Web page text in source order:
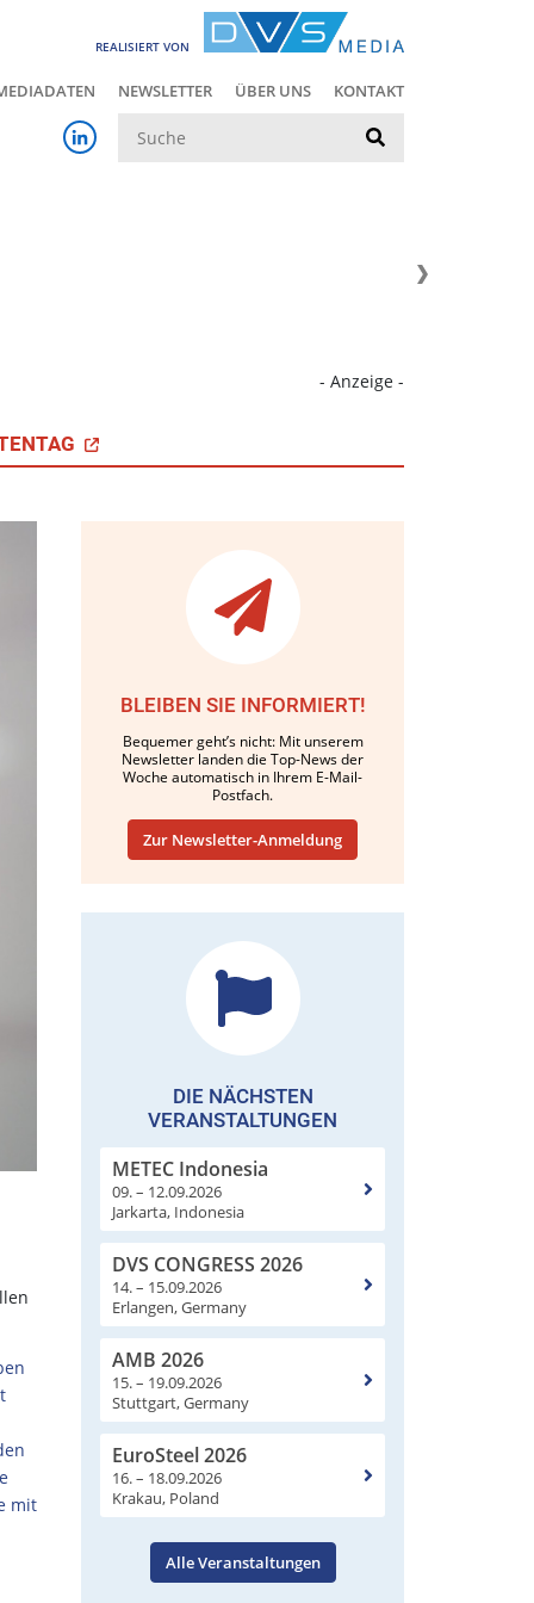
REALISIERT VON
NEWSLETTER ÜBER UNS KONTAKT
- Anzeige -
mit
BLEIBEN SIE INFORMIERT!
Bequemer geht’s nicht: Mit unserem
Newsletter landen die Top-News der
Woche automatisch in Ihrem E-Mail-
Postfach.
Zur Newsletter-Anmeldung
DIE NÄCHSTEN
VERANSTALTUNGEN
METEC Indonesia
09. – 12.09.2026
Jarkarta, Indonesia
DVS CONGRESS 2026
14. – 15.09.2026
Erlangen, Germany
AMB 2026
15. – 19.09.2026
Stuttgart, Germany
EuroSteel 2026
16. – 18.09.2026
Krakau, Poland
Alle Veranstaltungen